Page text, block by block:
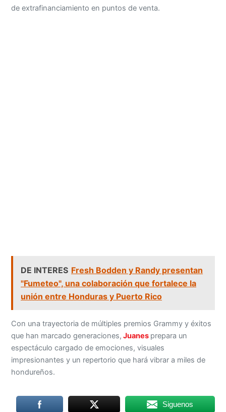
de extrafinanciamiento en puntos de venta.
DE INTERES Fresh Bodden y Randy presentan
"Fumeteo", una colaboración que fortalece la
unión entre Honduras y Puerto Rico
Con una trayectoria de múltiples premios Grammy y éxitos
que han marcado generaciones, Juanes prepara un
espectáculo cargado de emociones, visuales
impresionantes y un repertorio que hará vibrar a miles de
hondureños.
Siguenos